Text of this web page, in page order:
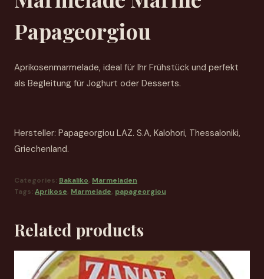
Papageorgiou
Aprikosenmarmelade, ideal für Ihr Frühstück und perfekt
als Begleitung für Joghurt oder Desserts.
Hersteller: Papageorgiou LAZ. S.A, Kalohori, Thessaloniki,
Griechenland.
Categories: Bakaliko, Marmeladen
Tags: Aprikose, Marmelade, papageorgiou
Related products